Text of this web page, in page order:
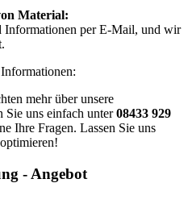
Material:
Informationen per E-Mail, und wir
mehr über unsere
Sie uns einfach unter08433 929
Ihre Fragen. Lassen Sie uns
- Angebot